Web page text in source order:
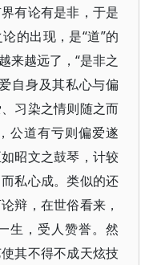
有论有是非，于是
的出现，是“道”的
来越远了，“是非之
自身及其私心与偏
习染之情则随之而
公道有亏则偏爱遂
昭文之鼓琴，计较
私心成。类似的还
辩，在世俗看来，
生，受人赞誉。然
其不得不成天炫技